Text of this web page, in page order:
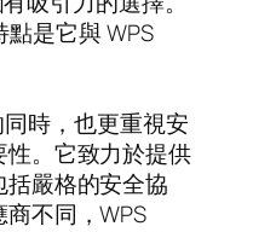
點是它與 WPS
時，也更重視安
。它致力於提供
嚴格的安全協
不同，WPS